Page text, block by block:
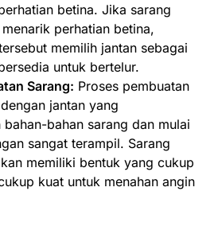
betina. Jika sarang
perhatian betina,
memilih jantan sebagai
untuk bertelur.
Sarang: Proses pembuatan
jantan yang
bahan-bahan sarang dan mulai
sangat terampil. Sarang
memiliki bentuk yang cukup
kuat untuk menahan angin